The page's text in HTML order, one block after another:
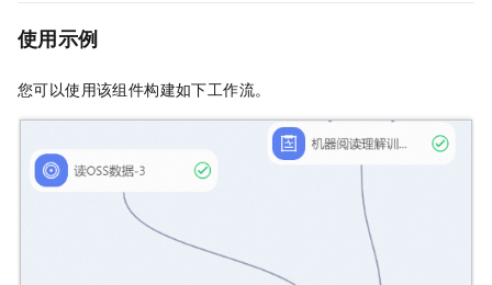
使用示例
您可以使用该组件构建如下工作流。